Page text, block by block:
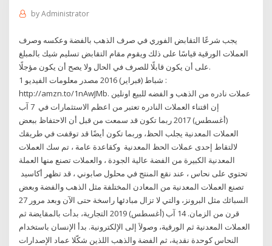
byAdministrator
يجب شرعًا التقابض الفوري في صرف الذهب بالفضة وعكسه وصرف
العملات الورقية قياسًا على ذلك ويقوم مقام التقابض تسليم شيك بالمبلغ
على أن يكون قابلًا للصرف في الحال ولا يصح أن يكون مؤجلًا.
1 شباط (فبراير) 2016 مصدر معلومات الفيديو :
http://amzn.to/1nAwJMbعملات نادره من الذهب و الفضه للبيع اونلين .
إن اقتناء العملات النادره تعتبر من اعظم الاستثمارات في 7 آب
(أغسطس) 2017 ربما تكون قد سمعت من قبل أن الاحتفاظ ببعض
العملات المعدنية يجلب الحظ، وربما تكون أيضًا قد توقفت في طريقك
لالتقاط إحدى عملات الحظ المعدنية وكقاعدة عامة ، تم سك العملات
المعدنية الكبيرة من الفضة عالية الجودة ، والعملات تصنع منها العملة
تحتوي على نحاس ، عند نقع المنتج في محلول صابوني ، قد تظهر أكاسيد
تصنع العملات المعدنية من المعادن المختلفة مثل الذهب والفضة وبعض
السبائك مثل البرونز، والتي لا تزال مبادئها راسخة حتى الآن وبعد مرور 27
قرن من الزمان. 14 آب (أغسطس) 2019 التجارية، بدأت بالمقايضة ثم
العملات المعدنية ثم الورقية، وصولاَ إلى الإلكترونية. بدأ الإنسان باستخدام
النحاس كوحدة نقدية، ثم الفضة والذهب اللذين شكّلا عماد الإصدارات